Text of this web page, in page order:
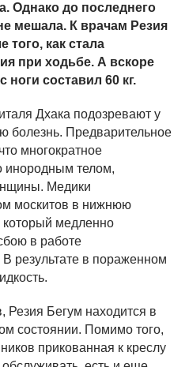
Однако до последнего
мешала. К врачам Резия
того, как стала
при ходьбе. А вскоре
ноги составил 60 кг.
Дхака подозревают у
болезнь. Предварительное
многократное
инородным телом,
Медики
москитов в нижнюю
который медленно
в работе
результате в пораженном
Резия Бегум находится в
состоянии. Помимо того,
прикованная к креслу